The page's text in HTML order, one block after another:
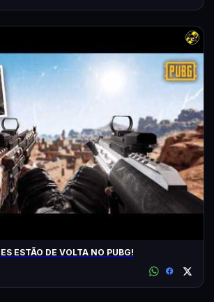
ESTÃO DE VOLTA NO PUBG!